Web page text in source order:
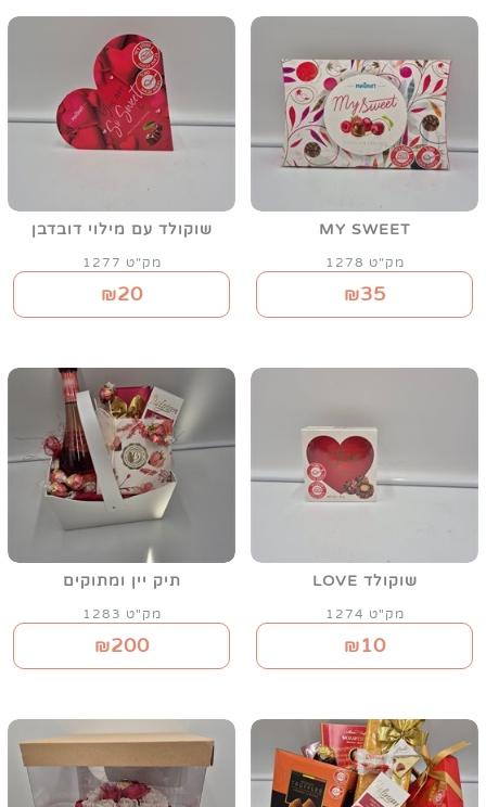
MY SWEET
מק"ט 1278
₪35
שוקולד עם מילוי דובדבן
מק"ט 1277
₪20
שוקולד LOVE
מק"ט 1274
₪10
תיק יין ומתוקים
מק"ט 1283
₪200